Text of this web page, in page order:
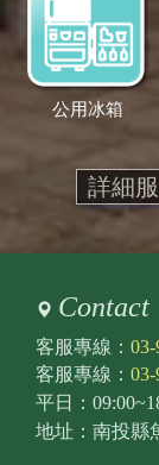
公用冰箱
詳細
Contact
客服專線： 03-
客服專線： 03-
平日：
地址：南投縣